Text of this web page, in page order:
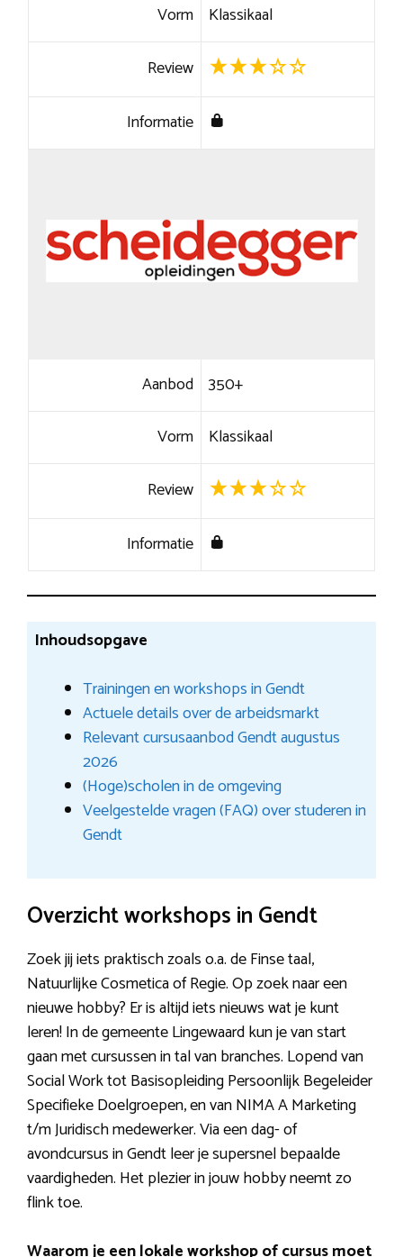
Vorm Klassikaal
Review
Informatie
Aanbod 350+
Vorm Klassikaal
Review
Informatie
Inhoudsopgave
Trainingen en workshops in Gendt
Actuele details over de arbeidsmarkt
Relevant cursusaanbod Gendt augustus
2026
(Hoge)scholen in de omgeving
Veelgestelde vragen (FAQ) over studeren in
Gendt
Overzicht workshops in Gendt
Zoek jij iets praktisch zoals o.a. de Finse taal,
Natuurlijke Cosmetica of Regie. Op zoek naar een
nieuwe hobby? Er is altijd iets nieuws wat je kunt
leren! In de gemeente Lingewaard kun je van start
gaan met cursussen in tal van branches. Lopend van
Social Work tot Basisopleiding Persoonlijk Begeleider
Specifieke Doelgroepen, en van NIMA A Marketing
t/m Juridisch medewerker. Via een dag- of
avondcursus in Gendt leer je supersnel bepaalde
vaardigheden. Het plezier in jouw hobby neemt zo
flink toe.